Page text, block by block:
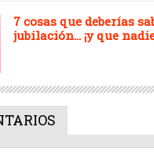
7 cosas que deberías
jubilación... ¡y que